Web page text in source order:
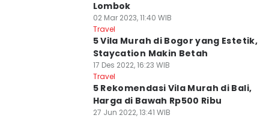
Lombok
02 Mar 2023, 11:40 WIB
Travel
5 Vila Murah di Bogor yang Estetik,
Staycation Makin Betah
17 Des 2022, 16:23 WIB
Travel
5 Rekomendasi Vila Murah di Bali,
Harga di Bawah Rp500 Ribu
27 Jun 2022, 13:41 WIB